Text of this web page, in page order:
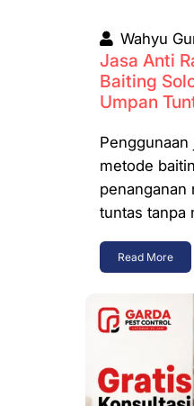
Wahyu
Jasa Anti
Baiting
Umpan
Penggunaan
metode
penanganan
tuntas tanpa
Read More